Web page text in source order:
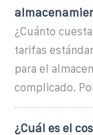
¿Cuánto
tarifas
para el
complicado.
¿Cuál es el